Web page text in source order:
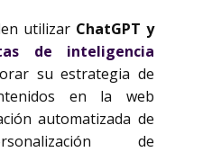
utilizar ChatGPT y
de inteligencia
su estrategia de
en la web
automatizada de
de